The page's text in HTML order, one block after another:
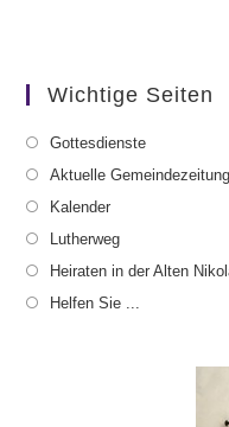
Wichtige Seiten
Gottesdienste
Aktuelle Gemeindezeitung
Kalender
Lutherweg
Heiraten in der Alten
Helfen Sie ...